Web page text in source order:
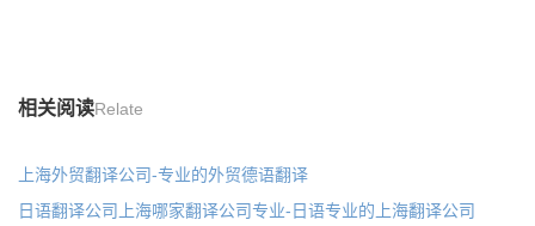
相关阅读Relate
上海外贸翻译公司-专业的外贸德语翻译
日语翻译公司上海哪家翻译公司专业-日语专业的上海翻译公司